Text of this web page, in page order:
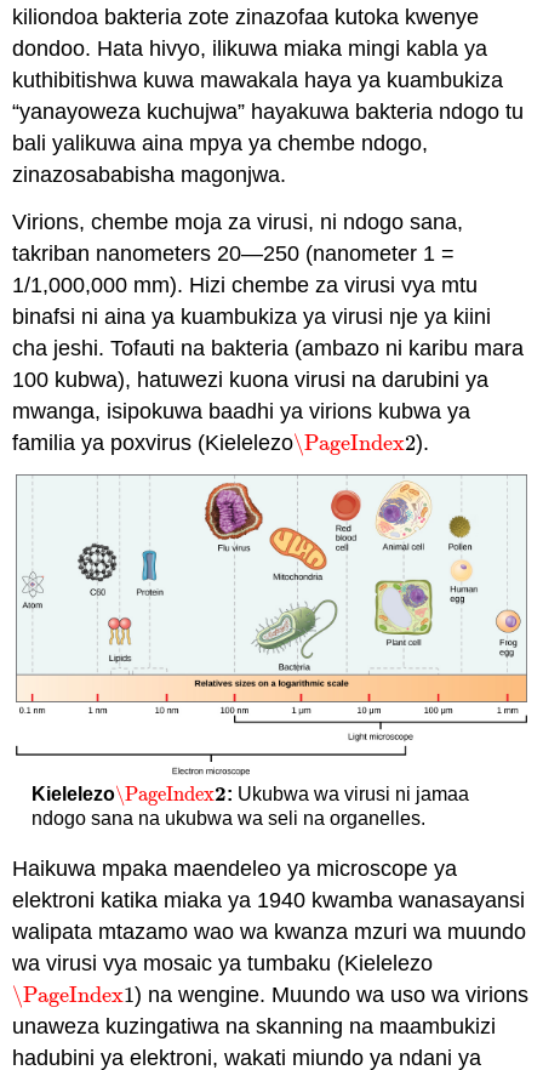
kiliondoa bakteria zote zinazofaa kutoka kwenye
dondoo. Hata hivyo, ilikuwa miaka mingi kabla ya
kuthibitishwa kuwa mawakala haya ya kuambukiza
“yanayoweza kuchujwa” hayakuwa bakteria ndogo tu
bali yalikuwa aina mpya ya chembe ndogo,
zinazosababisha magonjwa.
Virions, chembe moja za virusi, ni ndogo sana,
takriban nanometers 20—250 (nanometer 1 =
1/1,000,000 mm). Hizi chembe za virusi vya mtu
binafsi ni aina ya kuambukiza ya virusi nje ya kiini
cha jeshi. Tofauti na bakteria (ambazo ni karibu mara
100 kubwa), hatuwezi kuona virusi na darubini ya
mwanga, isipokuwa baadhi ya virions kubwa ya
familia ya poxvirus (Kielelezo\PageIndex2
\PageIndex2).
Kielelezo\PageIndex2
\PageIndex2: Ukubwa wa virusi ni jamaa
ndogo sana na ukubwa wa seli na organelles.
Haikuwa mpaka maendeleo ya microscope ya
elektroni katika miaka ya 1940 kwamba wanasayansi
walipata mtazamo wao wa kwanza mzuri wa muundo
wa virusi vya mosaic ya tumbaku (Kielelezo
\PageIndex1
\PageIndex1) na wengine. Muundo wa uso wa virions
unaweza kuzingatiwa na skanning na maambukizi
hadubini ya elektroni, wakati miundo ya ndani ya